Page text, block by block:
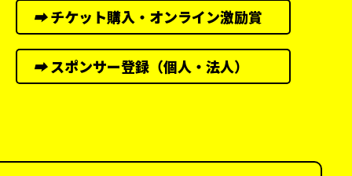
➡︎チケット購入・オンライン激励賞
➡︎スポンサー登録（個人・法人）